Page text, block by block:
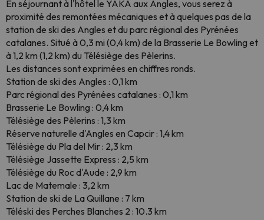
En séjournant à l'hôtel le YAKA aux Angles, vous serez à
proximité des remontées mécaniques et à quelques pas de la
station de ski des Angles et du parc régional des Pyrénées
catalanes. Situé à 0,3 mi (0,4 km) de la Brasserie Le Bowling et
à 1,2 km (1,2 km) du Télésiège des Pèlerins.
Les distances sont exprimées en chiffres ronds.
Station de ski des Angles : 0,1 km
Parc régional des Pyrénées catalanes : 0,1 km
Brasserie Le Bowling : 0,4 km
Télésiège des Pèlerins : 1,3 km
Réserve naturelle d'Angles en Capcir : 1,4 km
Télésiège du Pla del Mir : 2,3 km
Télésiège Jassette Express : 2,5 km
Télésiège du Roc d'Aude : 2,9 km
Lac de Matemale : 3,2 km
Station de ski de La Quillane : 7 km
Téléski des Perches Blanches 2 : 10.3 km